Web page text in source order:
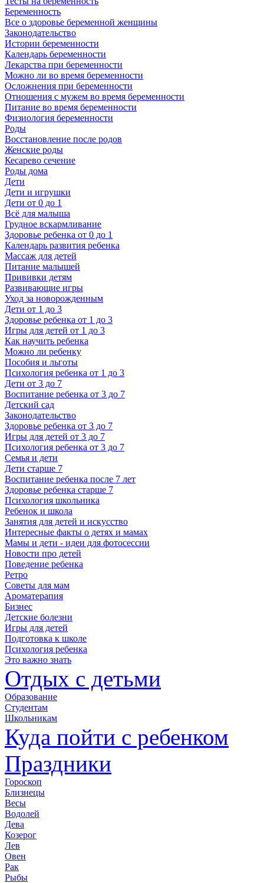
Беременность
Все о здоровье беременной женщины
Законодательство
Истории беременности
Календарь беременности
Лекарства при беременности
Можно ли во время беременности
Осложнения при беременности
Отношения с мужем во время беременности
Питание во время беременности
Физиология беременности
Роды
Восстановление после родов
Женские роды
Кесарево сечение
Роды дома
Дети
Дети и игрушки
Дети от 0 до 1
Всё для малыша
Грудное вскармливание
Здоровье ребенка от 0 до 1
Календарь развития ребенка
Массаж для детей
Питание малышей
Прививки детям
Развивающие игры
Уход за новорожденным
Дети от 1 до 3
Здоровье ребенка от 1 до 3
Игры для детей от 1 до 3
Как научить ребенка
Можно ли ребенку
Пособия и льготы
Психология ребенка от 1 до 3
Дети от 3 до 7
Воспитание ребенка от 3 до 7
Детский сад
Законодательство
Здоровье ребенка от 3 до 7
Игры для детей от 3 до 7
Психология ребенка от 3 до 7
Семья и дети
Дети старше 7
Воспитание ребенка после 7 лет
Здоровье ребенка старше 7
Психология школьника
Ребенок и школа
Занятия для детей и искусство
Интересные факты о детях и мамах
Мамы и дети - идеи для фотосессии
Новости про детей
Поведение ребенка
Ретро
Советы для мам
Ароматерапия
Бизнес
Детские болезни
Игры для детей
Подготовка к школе
Психология ребенка
Это важно знать
Отдых с детьми
Образование
Студентам
Школьникам
Куда пойти с ребенком
Праздники
Гороскоп
Близнецы
Весы
Водолей
Дева
Козерог
Лев
Овен
Рак
Рыбы